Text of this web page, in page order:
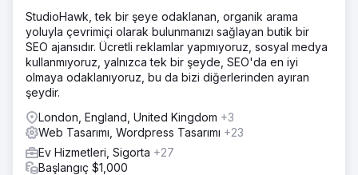
StudioHawk, tek bir şeye odaklanan, organik arama
yoluyla çevrimiçi olarak bulunmanızı sağlayan butik bir
SEO ajansıdır. Ücretli reklamlar yapmıyoruz, sosyal medya
kullanmıyoruz, yalnızca tek bir şeyde, SEO'da en iyi
olmaya odaklanıyoruz, bu da bizi diğerlerinden ayıran
şeydir.
London, England, United Kingdom +3
Web Tasarımı, Wordpress Tasarımı +23
Ev Hizmetleri, Sigorta +27
Başlangıç $1,000